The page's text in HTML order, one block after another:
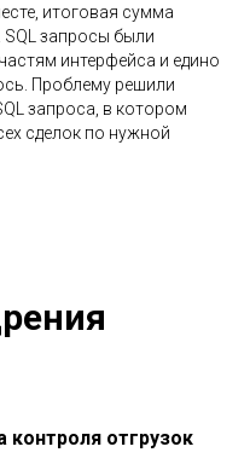
итоговая сумма
SQL запросы были
интерфейса и едино
Проблему решили
запроса, в котором
сделок по нужной
контроля отгрузок